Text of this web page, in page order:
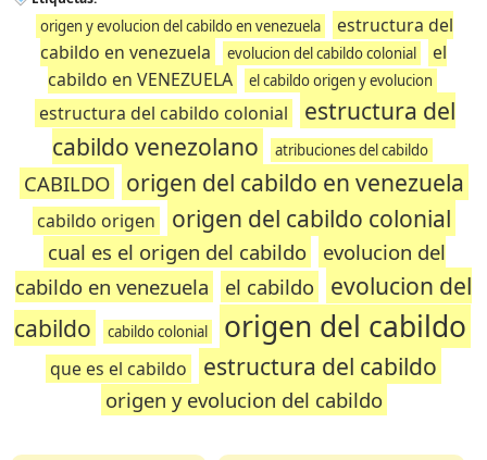
origen y evolucion del cabildo en venezuela
estructura del
cabildo en venezuela
evolucion del cabildo colonial
el
cabildo en VENEZUELA
el cabildo origen y evolucion
estructura del cabildo colonial
estructura del
cabildo venezolano
atribuciones del cabildo
CABILDO origen del cabildo en venezuela
cabildo origen origen del cabildo colonial
cual es el origen del cabildo
evolucion del
cabildo en venezuela
el cabildo
evolucion del
cabildo
cabildo colonial origen del cabildo
que es el cabildo estructura del cabildo
origen y evolucion del cabildo